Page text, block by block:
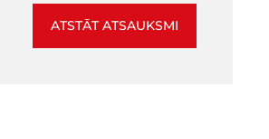
ATSTĀT ATSAUKSMI